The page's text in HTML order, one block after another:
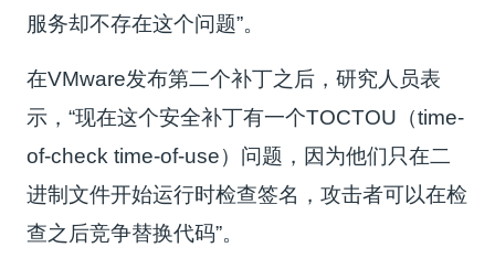
服务却不存在这个问题”。
在VMware发布第二个补丁之后，研究人员表
示，“现在这个安全补丁有一个TOCTOU（time-
of-check time-of-use）问题，因为他们只在二
进制文件开始运行时检查签名，攻击者可以在检
查之后竞争替换代码”。